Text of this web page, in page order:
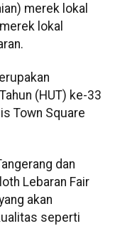
merek lokal
lokal
(HUT) ke-33
Town Square
dan
Lebaran Fair
akan
seperti